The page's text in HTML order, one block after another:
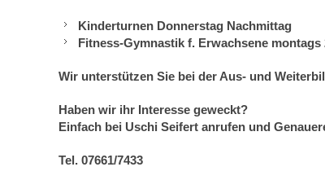
Kinderturnen Donnerstag Nachmittag
Fitness-Gymnastik f. Erwachsene montags
Wir unterstützen Sie bei der Aus- und
Haben wir ihr Interesse geweckt?
Einfach bei Uschi Seifert anrufen und
Tel. 07661/7433